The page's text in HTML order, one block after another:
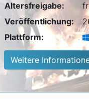
Altersfreigabe:
Veröffentlichung:
Plattform:
Weitere